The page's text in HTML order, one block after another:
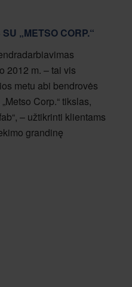
„METSO CORP.“
2012 m. – tai vis
metu abi bendrovės
Corp.“ tikslas,
– užtikrinti klientams
grandinę